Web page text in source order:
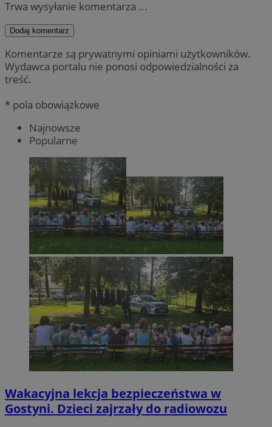
Trwa wysyłanie komentarza ...
Dodaj komentarz
Komentarze są prywatnymi opiniami użytkowników.
Wydawca portalu nie ponosi odpowiedzialności za
treść.
* pola obowiązkowe
Najnowsze
Popularne
Wakacyjna lekcja bezpieczeństwa w
Gostyni. Dzieci zajrzały do radiowozu